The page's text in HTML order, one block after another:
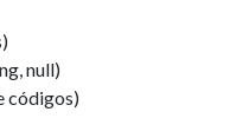
null)
códigos)